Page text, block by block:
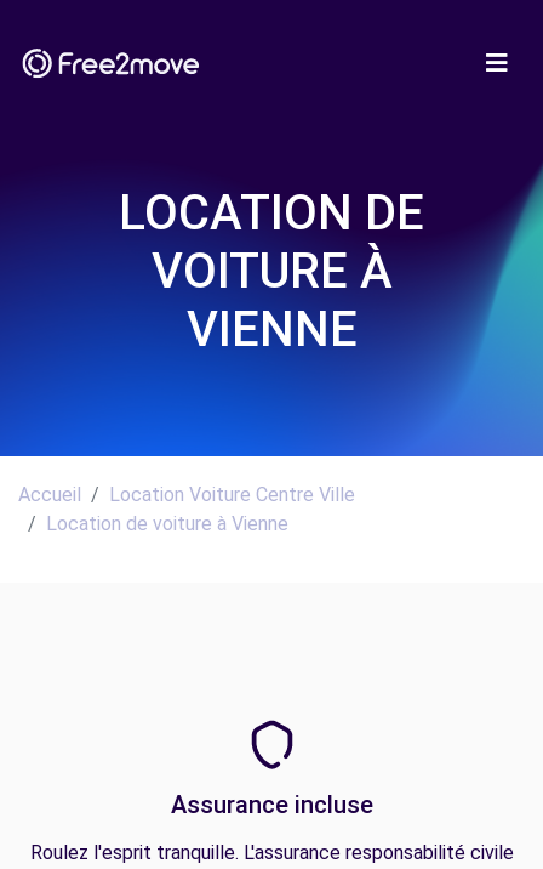
LOCATION DE
VOITURE À
VIENNE
Accueil
Location Voiture Centre Ville
Location de voiture à Vienne
Assurance incluse
Roulez l'esprit tranquille. L'assurance responsabilité civile